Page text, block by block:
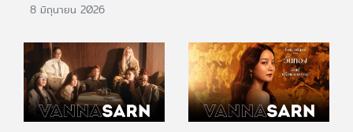
8 มิถุนายน 2026